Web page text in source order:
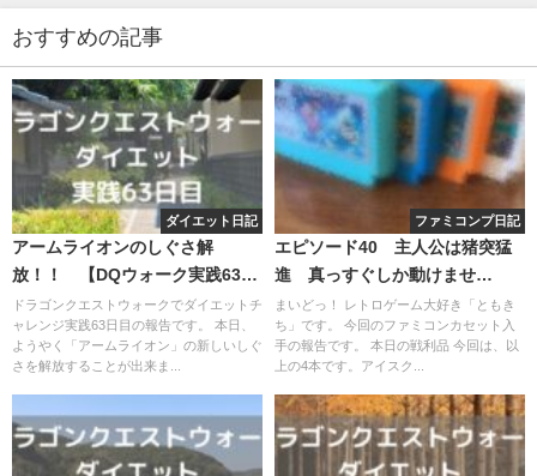
おすすめの記事
ダイエット日記
アームライオンのしぐさ解
放！！ 【DQウォーク実践63日
目】
ドラゴンクエストウォークでダイエットチ
ャレンジ実践63日目の報告です。 本日、
ようやく「アームライオン」の新しいしぐ
さを解放することが出来ま...
ファミコンプ日記
エピソード40 主人公は猪突猛
進 真っすぐしか動けませ
ん、、。
まいどっ！ レトロゲーム大好き「ともき
ち」です。 今回のファミコンカセット入
手の報告です。 本日の戦利品 今回は、以
上の4本です。アイスク...